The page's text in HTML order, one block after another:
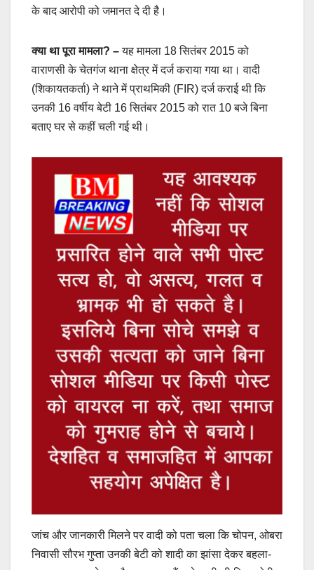
के बाद आरोपी को जमानत दे दी है।
क्या था पूरा मामला? –यह मामला 18 सितंबर 2015 को
वाराणसी के चेतगंज थाना क्षेत्र में दर्ज कराया गया था। वादी
(शिकायतकर्ता) ने थाने में प्राथमिकी (FIR) दर्ज कराई थी कि
उनकी 16 वर्षीय बेटी 16 सितंबर 2015 को रात 10 बजे बिना
बताए घर से कहीं चली गई थी।
जांच और जानकारी मिलने पर वादी को पता चला कि चोपन, ओबरा
निवासी सौरभ गुप्ता उनकी बेटी को शादी का झांसा देकर बहला-